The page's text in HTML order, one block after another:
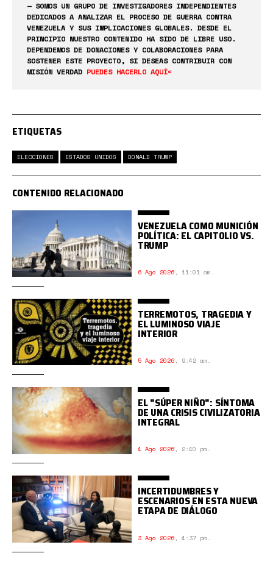
— SOMOS UN GRUPO DE INVESTIGADORES INDEPENDIENTES
DEDICADOS A ANALIZAR EL PROCESO DE GUERRA CONTRA
VENEZUELA Y SUS IMPLICACIONES GLOBALES. DESDE EL
PRINCIPIO NUESTRO CONTENIDO HA SIDO DE LIBRE USO.
DEPENDEMOS DE DONACIONES Y COLABORACIONES PARA
SOSTENER ESTE PROYECTO, SI DESEAS CONTRIBUIR CON
MISIÓN VERDAD PUEDES HACERLO AQUÍ<
ETIQUETAS
ELECCIONES ESTADOS UNIDOS DONALD TRUMP
CONTENIDO RELACIONADO
VENEZUELA COMO MUNICIÓN
POLÍTICA: EL CAPITOLIO VS.
TRUMP
6 Ago 2026, 11:01 am.
TERREMOTOS, TRAGEDIA Y
EL LUMINOSO VIAJE
INTERIOR
5 Ago 2026, 9:42 am.
EL "SÚPER NIÑO": SÍNTOMA
DE UNA CRISIS CIVILIZATORIA
INTEGRAL
4 Ago 2026, 2:40 pm.
INCERTIDUMBRES Y
ESCENARIOS EN ESTA NUEVA
ETAPA DE DIÁLOGO
3 Ago 2026, 4:37 pm.